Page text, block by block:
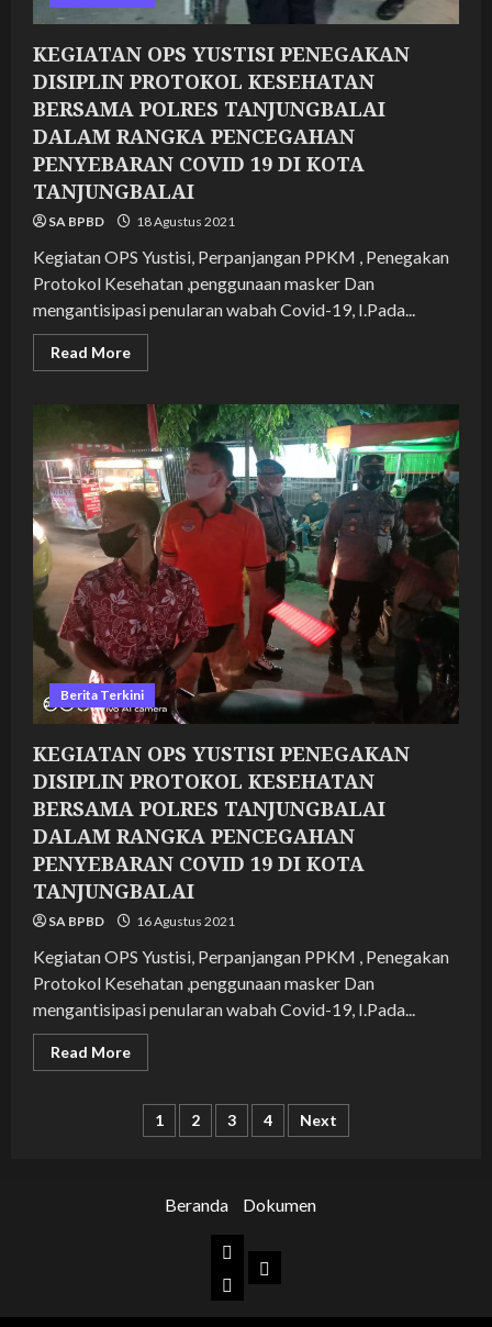
KEGIATAN OPS YUSTISI PENEGAKAN
DISIPLIN PROTOKOL KESEHATAN
BERSAMA POLRES TANJUNGBALAI
DALAM RANGKA PENCEGAHAN
PENYEBARAN COVID 19 DI KOTA
TANJUNGBALAI
SA BPBD 18 Agustus 2021
Kegiatan OPS Yustisi, Perpanjangan PPKM , Penegakan
Protokol Kesehatan ,penggunaan masker Dan
mengantisipasi penularan wabah Covid-19, I.Pada...
Read MoreRead
more
OPS
YUSTISI
PENEGAKAN
DISIPLIN
PROTOKOL
KESEHATAN
BERSAMA
POLRES
TANJUNGBALAI
DALAM
RANGKA
PENCEGAHAN
PENYEBARAN
COVID
19
DI
KOTA
TANJUNGBALAI
Berita Terkini
KEGIATAN OPS YUSTISI PENEGAKAN
DISIPLIN PROTOKOL KESEHATAN
BERSAMA POLRES TANJUNGBALAI
DALAM RANGKA PENCEGAHAN
PENYEBARAN COVID 19 DI KOTA
TANJUNGBALAI
SA BPBD 16 Agustus 2021
Kegiatan OPS Yustisi, Perpanjangan PPKM , Penegakan
Protokol Kesehatan ,penggunaan masker Dan
mengantisipasi penularan wabah Covid-19, I.Pada...
Read MoreRead
more
OPS
YUSTISI
PENEGAKAN
BERSAMA
TANJUNGBALAI
PENCEGAHAN
PENYEBARAN
Paginasi
1 2 3 4 Next
Beranda Dokumen
Beranda
BPBD
Kota
Dokumen